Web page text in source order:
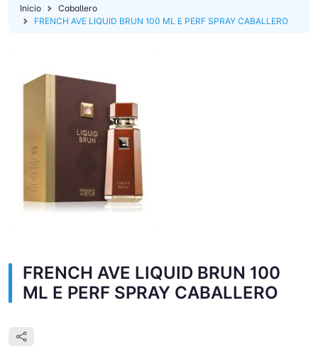
Inicio
Caballero
FRENCH AVE LIQUID BRUN 100 ML E PERF SPRAY CABALLERO
FRENCH AVE LIQUID BRUN 100
ML E PERF SPRAY CABALLERO